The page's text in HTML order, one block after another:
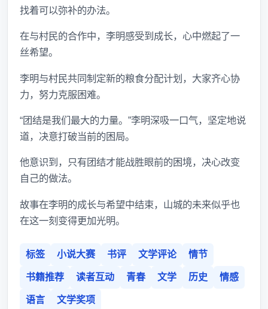
找着可以弥补的办法。
在与村民的合作中，李明感受到成长，心中燃起了一
丝希望。
李明与村民共同制定新的粮食分配计划，大家齐心协
力，努力克服困难。
“团结是我们最大的力量。”李明深吸一口气，坚定地说
道，决意打破当前的困局。
他意识到，只有团结才能战胜眼前的困境，决心改变
自己的做法。
故事在李明的成长与希望中结束，山城的未来似乎也
在这一刻变得更加光明。
标签 小说大赛 书评 文学评论 情节
书籍推荐 读者互动 青春 文学 历史 情感
语言 文学奖项